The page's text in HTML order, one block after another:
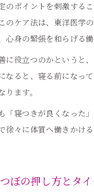
のポイントを刺激する
のケア法は、東洋医学
心身の緊張を和らげる働
に役立つのかというと
なると、寝る前になっ
ます。
「寝つきが良くなった
徐々に体質へ働きかけ
ぼの押し方とタ